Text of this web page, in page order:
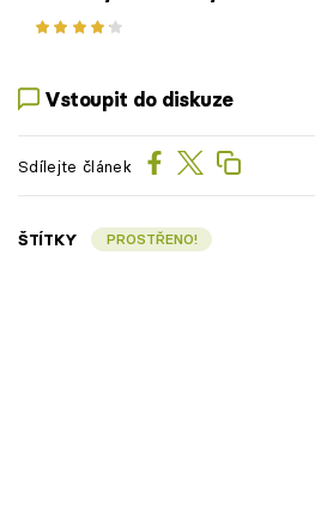
Vstoupit do diskuze
Sdílejte článek
ŠTÍTKY PROSTŘENO!